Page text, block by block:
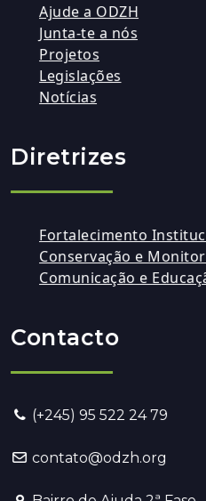
Ajude a ODZH
Junta-te a nós
Projetos
Legislações
Notícias
Diretrizes
Fortalecimento
Conservação e
Comunicação e
Contacto
(+245) 95 522 24 79
contato@odzh.org